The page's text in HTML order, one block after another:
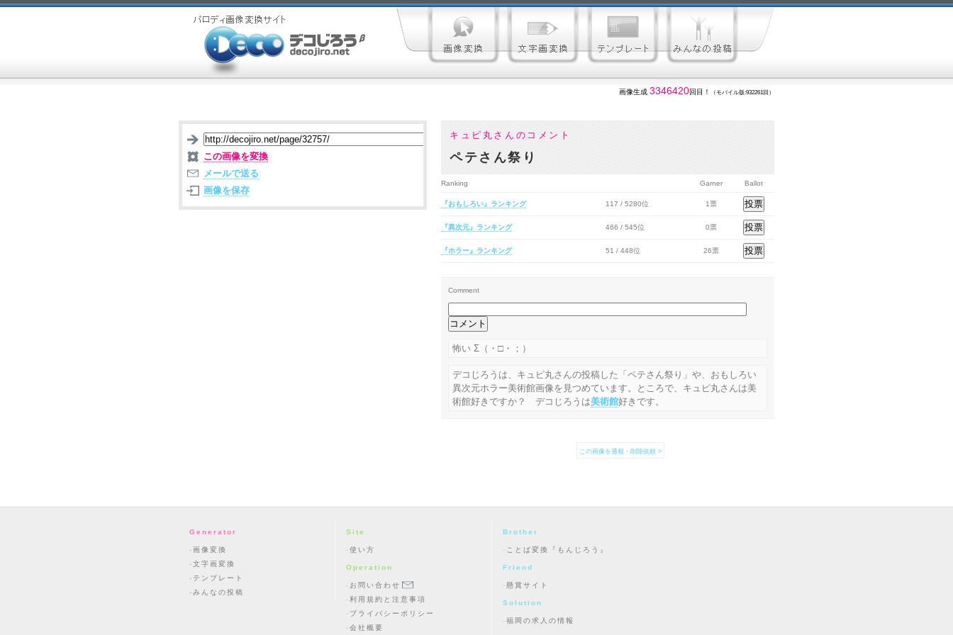
画像生成 3346420回目！ （モバイル版:932261回）
キュピ丸さんのコメント
ペテさん祭り
この画像を変換
メールで送る
画像を保存
Ranking Garner Ballot
『おもしろい』ランキング 117 / 5280位 1票
『異次元』ランキング 466 / 545位 0票
『ホラー』ランキング 51 / 448位 26票
Comment
怖い Σ（・□・；）
デコじろうは、キュピ丸さんの投稿した「ペテさん祭り」や、おもしろい
異次元ホラー美術館画像を見つめています。ところで、キュピ丸さんは美
術館好きですか？ デコじろうは美術館好きです。
この画像を通報・削除依頼 >
Generator
画像変換
文字画変換
テンプレート
みんなの投稿
Site
使い方
Operation
お問い合わせ
利用規約と注意事項
プライバシーポリシー
会社概要
Brother
ことば変換『もんじろう』
Friend
懸賞サイト
Solution
福岡の求人の情報